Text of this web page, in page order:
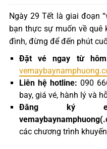
Ngày 29 Tết là giai đoạn
bạn thực sự muốn về
đình, đừng để đến phút
Đặt vé ngay từ
Liên hệ hotline: 090
bay, giá vé, hành lý và
Đăng ký
các chương trình